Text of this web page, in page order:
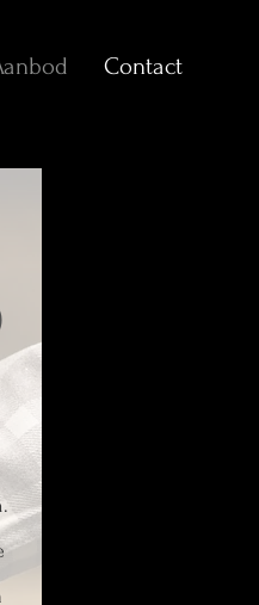
Contact